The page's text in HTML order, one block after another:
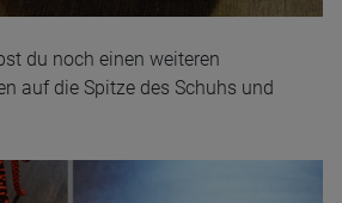
du noch einen weiteren
auf die Spitze des Schuhs und